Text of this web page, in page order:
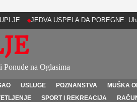
JEDVA USPELA DA POBEGNE:
na Oglasima
USLUGE POZNANSTVA MUŠKA
SPORT I REKREACIJA